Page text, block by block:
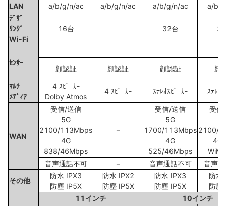
LAN
a/b/g/n/ac
a/b/g/n/ac
a/b/g/n/ac
a/b/
ﾃﾞｻﾞ
ﾘﾝｸﾞ
Wi-Fi
16台 32台
ｾﾝｻｰ
顔認証
顔認証 顔認証 顔
ﾏﾙﾁ
ﾒﾃﾞｨｱ
4 ｽﾋﾟｰｶ-
Dolby Atmos
4 ｽﾋﾟｰｶ- ｽﾃﾚｵｽﾋﾟｰｶ- ｽﾃﾚｵ
WAN
受信/送信
5G
2100/113Mbps
4G
838/46Mbps
－
受信/送信
5G
1700/113Mbps
4G
525/46Mbps
受信
2100/
4G
音声通話不可
－ 音声通話不可
音声
その他
防水 IPX3
防塵 IP5X
防水 IPX2
防塵 IP5X
防水 IPX3
防塵 IP5X
防水
防塵
11インチ
10インチ